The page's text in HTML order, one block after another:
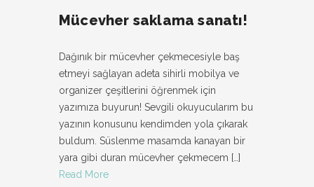
Mücevher saklama sanatı!
Dağınık bir mücevher çekmecesiyle baş
etmeyi sağlayan adeta sihirli mobilya ve
organizer çeşitlerini öğrenmek için
yazımıza buyurun! Sevgili okuyucularım bu
yazının konusunu kendimden yola çıkarak
buldum. Süslenme masamda kanayan bir
yara gibi duran mücevher çekmecem […]
Read More